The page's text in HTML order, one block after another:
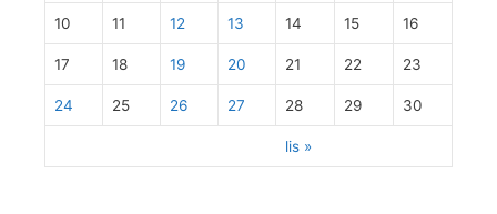
lis »
10 11 12 13 14 15 16
17 18 19 20 21 22 23
24 25 26 27 28 29 30